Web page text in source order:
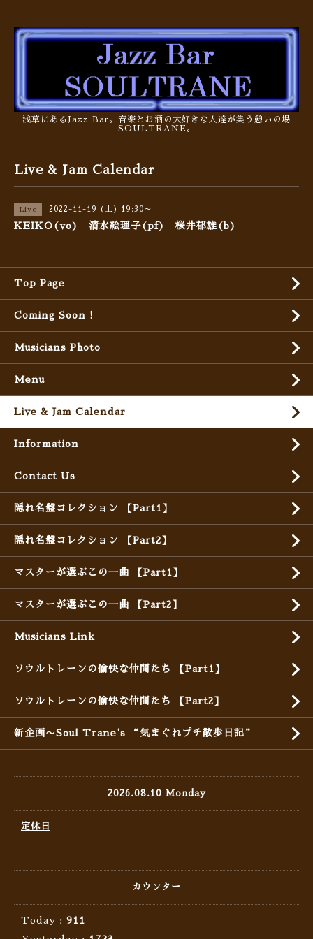
浅草にあるJazz Bar。音楽とお酒の大好きな人達が集う憩いの場
SOULTRANE。
Live & Jam Calendar
Live 2022-11-19 (土) 19:30～
KEIKO(vo) 清水絵理子(pf) 桜井郁雄(b)
Top Page
Coming Soon !
Musicians Photo
Menu
Live & Jam Calendar
Information
Contact Us
隠れ名盤コレクション 【Part1】
隠れ名盤コレクション 【Part2】
マスターが選ぶこの一曲 【Part1】
マスターが選ぶこの一曲 【Part2】
Musicians Link
ソウルトレーンの愉快な仲間たち 【Part1】
ソウルトレーンの愉快な仲間たち 【Part2】
新企画〜Soul Trane's “気まぐれプチ散歩日記”
2026.08.10 Monday
定休日
カウンター
Today : 911